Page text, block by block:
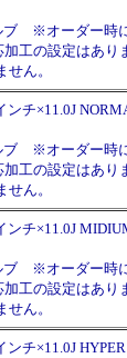
ブ ※オーダー時
加工の設定はあ
ん。
ンチ×11.0J
ブ ※オーダー時
加工の設定はあ
ん。
ンチ×11.0J
ブ ※オーダー時
加工の設定はあ
ん。
ンチ×11.0J